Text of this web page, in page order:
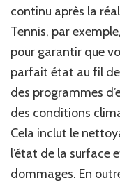
continu après la
Tennis, par
pour garantir que
parfait état au fil
des programmes
des conditions
Cela inclut le
l’état de la surface
dommages. En